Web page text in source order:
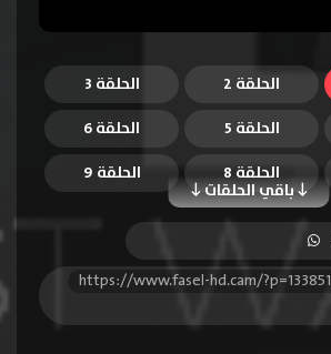
الحلقة 2
الحلقة 3
الحلقة 5 الحلقة 6
باقي الحلقات
الحلقة 8
الحلقة 9
الحلقة 11
الحلقة 14
https://www.fasel-hd.cam/?p=133851